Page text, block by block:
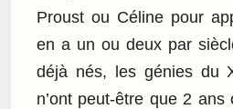
Proust ou Céline pour
en a un ou deux par
déjà nés, les génies du
n’ont peut-être que 2